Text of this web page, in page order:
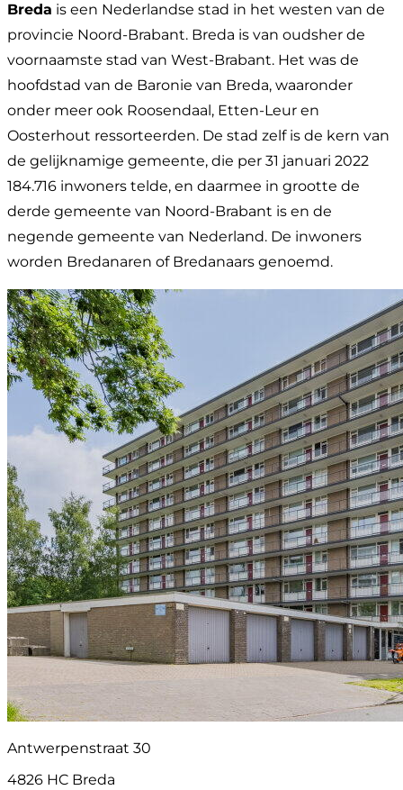
Breda is een Nederlandse stad in het westen van de
provincie Noord-Brabant. Breda is van oudsher de
voornaamste stad van West-Brabant. Het was de
hoofdstad van de Baronie van Breda, waaronder
onder meer ook Roosendaal, Etten-Leur en
Oosterhout ressorteerden. De stad zelf is de kern van
de gelijknamige gemeente, die per 31 januari 2022
184.716 inwoners telde, en daarmee in grootte de
derde gemeente van Noord-Brabant is en de
negende gemeente van Nederland. De inwoners
worden Bredanaren of Bredanaars genoemd.
Antwerpenstraat 30
4826 HC Breda